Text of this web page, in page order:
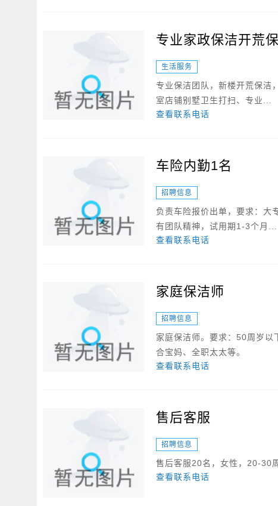
专业家政保洁开荒
生活服务
专业保洁团队，新楼开荒保洁
室店铺别墅卫生打扫、专业...
查看联系电话
车险内勤1名
招聘信息
负责车险报价出单，要求：大
有团队精神，试用期1-3个月...
查看联系电话
家庭保洁师
招聘信息
家庭保洁师。要求：50周岁
合宝妈、全职太太等。
查看联系电话
售后客服
招聘信息
售后客服20名，女性，20-30
查看联系电话